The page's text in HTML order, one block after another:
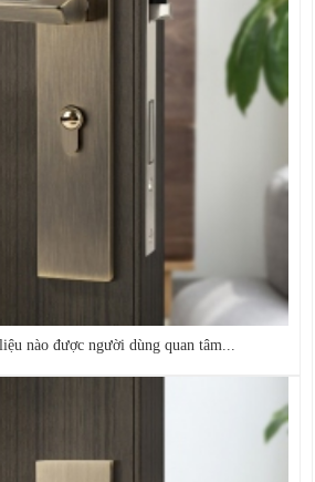
nào được người dùng quan tâm...